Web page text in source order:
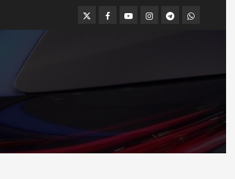
TwitterFacebook
YoutubeInstagram
TelegramWhatsApp